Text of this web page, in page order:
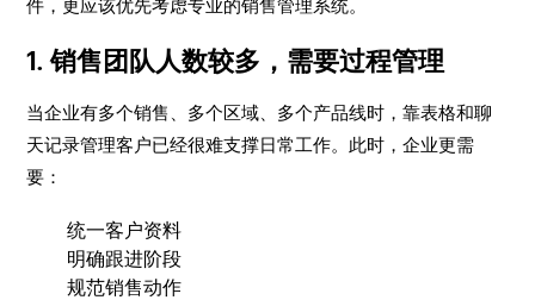
件，更应该优先考虑专业的销售管理系统。
1. 销售团队人数较多，需要过程管理
当企业有多个销售、多个区域、多个产品线时，靠表格和聊
天记录管理客户已经很难支撑日常工作。此时，企业更需
要：
统一客户资料
明确跟进阶段
规范销售动作